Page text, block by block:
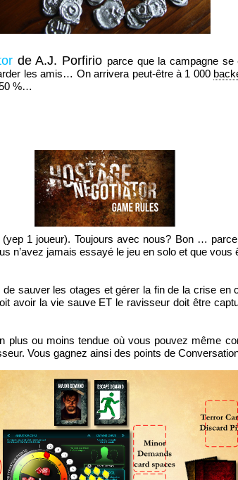
de A.J. Porfirio parce que la campagne
les amis… On arrivera peut-être à 1 000
%…
(yep 1 joueur). Toujours avec nous? Bon …
n’avez jamais essayé le jeu en solo etque vous
de sauver les otages et gérer la fin de la crise en
avoir la vie sauve ET le ravisseur doit être
plus ou moins tendue où vous pouvez même
Vous gagnez ainsi des points de